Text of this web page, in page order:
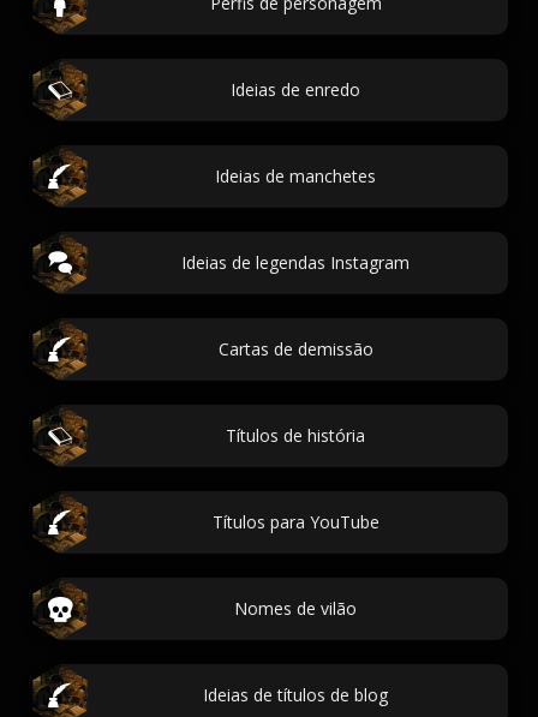
Ideias de enredo
Ideias de manchetes
Ideias de legendas Instagram
Cartas de demissão
Títulos de história
Títulos para YouTube
Nomes de vilão
Ideias de títulos de blog